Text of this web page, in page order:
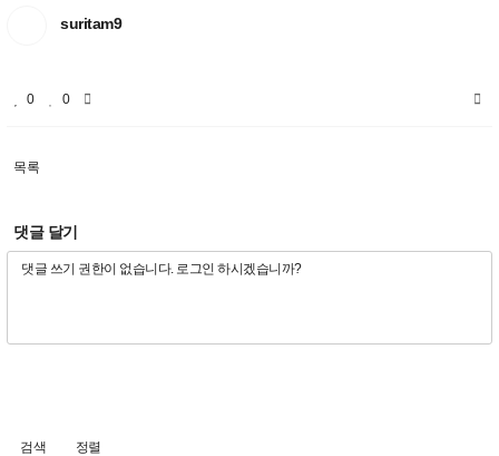
suritam9
0 0
목록
댓글 달기
검색 정렬